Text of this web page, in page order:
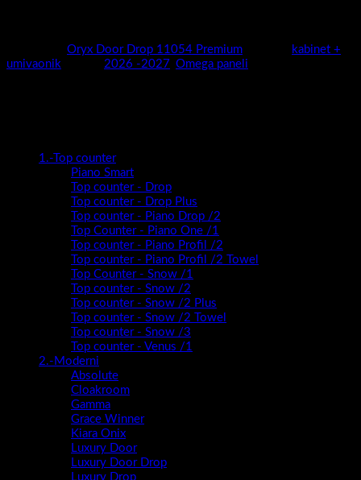
Oryx Door Drop 11054 Premium
kabinet +
umivaonik
2026 -2027 Omega paneli
1.-Top counter
Piano Smart
Top counter - Drop
Top counter - Drop Plus
Top counter - Piano Drop /2
Top Counter - Piano One /1
Top counter - Piano Profil /2
Top counter - Piano Profil /2 Towel
Top Counter - Snow /1
Top counter - Snow /2
Top counter - Snow /2 Plus
Top counter - Snow /2 Towel
Top counter - Snow /3
Top counter - Venus /1
2.-Moderni
Absolute
Cloakroom
Gamma
Grace Winner
Kiara Onix
Luxury Door
Luxury Door Drop
Luxury Drop